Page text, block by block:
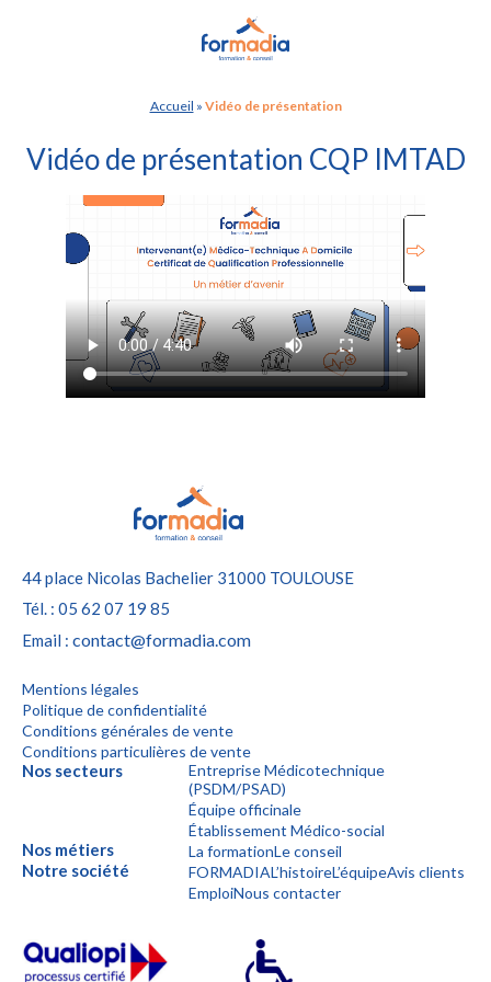
Accueil » Vidéo de présentation
Vidéo de présentation CQP IMTAD
44 place Nicolas Bachelier 31000 TOULOUSE
Tél. : 05 62 07 19 85
Email : contact@formadia.com
Mentions légales
Politique de confidentialité
Conditions générales de vente
Conditions particulières de vente
Nos secteurs
Entreprise Médicotechnique
(PSDM/PSAD)
Équipe officinale
Établissement Médico-social
Nos métiers La formationLe conseil
Notre société FORMADIAL’histoireL’équipeAvis clients
EmploiNous contacter